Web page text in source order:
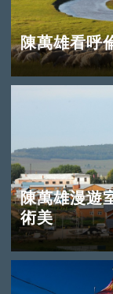
陳萬雄看呼
陳萬雄漫遊
術美